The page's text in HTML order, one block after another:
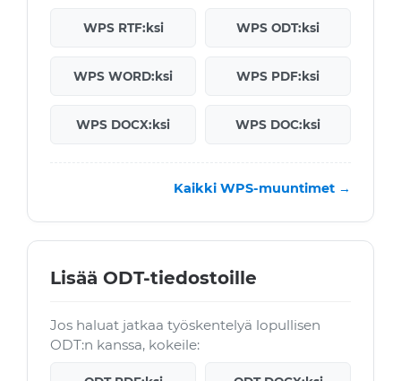
WPS RTF:ksi WPS ODT:ksi
WPS WORD:ksi WPS PDF:ksi
WPS DOCX:ksi WPS DOC:ksi
Kaikki WPS-muuntimet →
Lisää ODT-tiedostoille
Jos haluat jatkaa työskentelyä lopullisen
ODT:n kanssa, kokeile: